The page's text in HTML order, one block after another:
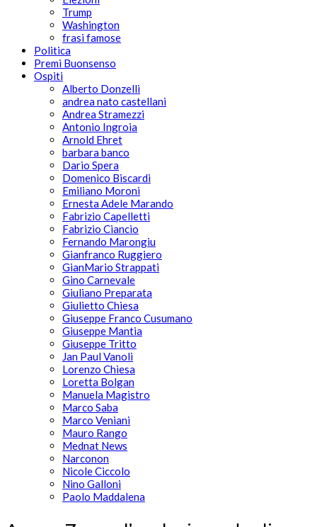
Trump
Washington
frasi famose
Politica
Premi Buonsenso
Ospiti
Alberto Donzelli
andrea nato castellani
Andrea Stramezzi
Antonio Ingroia
Arnold Ehret
barbara banco
Dario Spera
Domenico Biscardi
Emiliano Moroni
Ernesta Adele Marando
Fabrizio Capelletti
Fabrizio Ciancio
Fernando Marongiu
Gianfranco Ruggiero
GianMario Strappati
Gino Carnevale
Giuliano Preparata
Giulietto Chiesa
Giuseppe Franco Cusumano
Giuseppe Mantia
Giuseppe Tritto
Jan Paul Vanoli
Lorenzo Chiesa
Loretta Bolgan
Manuela Magistro
Marco Saba
Marco Veniani
Mauro Rango
Mednat News
Narconon
Nicole Ciccolo
Nino Galloni
Paolo Maddalena